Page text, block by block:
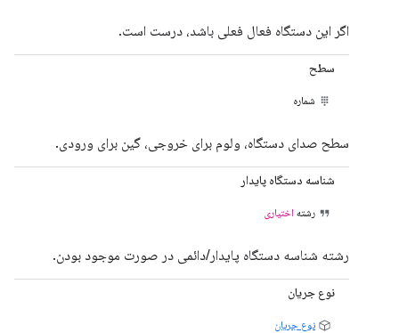
اگر این دستگاه فعال فعلی باشد، درست است.
سطح
شماره
سطح صدای دستگاه، ولوم برای خروجی، گین برای ورودی.
شناسه دستگاه پایدار
رشته اختیاری
رشته شناسه دستگاه پایدار/دائمی در صورت موجود بودن.
نوع جریان
نوع جریان